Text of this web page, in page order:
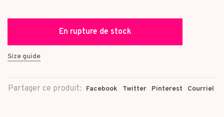
En rupture de stock
Size guide
Partager ce produit: Facebook Twitter Pinterest Courriel